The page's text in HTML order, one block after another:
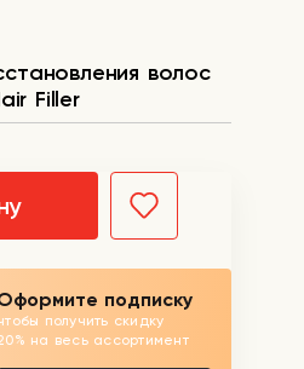
волос
Filler
подписку
получить скидку
на весь ассортимент